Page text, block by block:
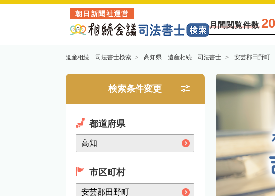
朝日新聞社運営
月間閲覧件数
遺産相続 司法書士検索 高知県 遺産相続 司法書士 安芸郡田野
検索条件変更
都道府県
市区町村